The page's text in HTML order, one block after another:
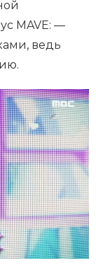
MAVE: —
ведь